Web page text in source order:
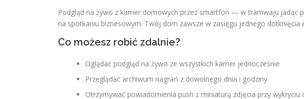
Podgląd na żywo z kamer domowych przez smartfon — w tramwaju jadąc
na spotkaniu biznesowym. Twój dom zawsze w zasięgu jednego dotknięcia
Co możesz robić zdalnie?
Oglądać podgląd na żywo ze wszystkich kamer jednocześnie
Przeglądać archiwum nagrań z dowolnego dnia i godziny
Otrzymywać powiadomienia push z miniaturą zdjęcia przy wykryciu